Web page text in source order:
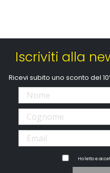
Iscriviti alla
Ricevi subito uno sconto del
Ho letto e